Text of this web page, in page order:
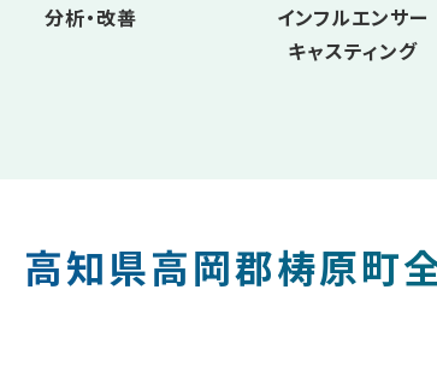
分析・改善
インフルエンサー
キャスティング
高知県高岡郡梼原町